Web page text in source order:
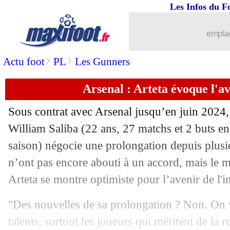
Actu foot> PL > Les Gunners
Les Infos du
Arsenal : Arteta évoque
Sous contrat avec Arsenal jusqu’en juin
William Saliba (22 ans, 27 matchs et 2 buts
saison) négocie une prolongation depuis
n’ont pas encore abouti à un accord, mais le
Arteta se montre optimiste pour l’avenir de
"Des nouvelles de sa prolongation ? Non.
talents, surtout les joueurs qui méritent de la
: Man City creuse l'écart !
06/05 All.: la belle opération du RB
06/05 Chelsea: Lampard rassure Badiashile
06/05 L2: Bordeaux ne lâche rien
06/05 : le Milan AC domine la Lazio !
06/05 Ita.: le Genoa de retour en Serie A
: une révélation de National